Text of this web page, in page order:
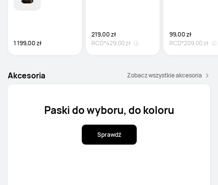
1 199,00 zł
219,00 zł
RCD*429,00 zł
99,00 zł
RCD*209,00 zł
Akcesoria Zobacz wszystkie akcesoria
Paski do wyboru, do koloru
Sprawdź